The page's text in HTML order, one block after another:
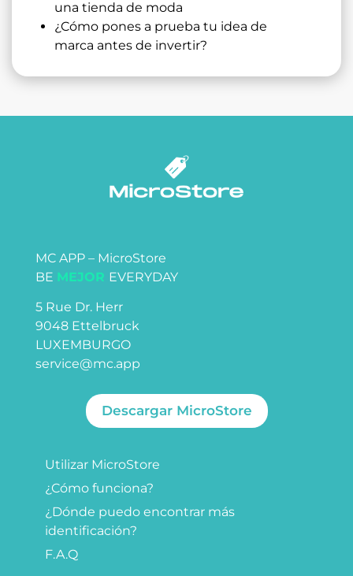
una tienda de moda
¿Cómo pones a prueba tu idea de
marca antes de invertir?
MC APP – MicroStore
BE MEJOR EVERYDAY
5 Rue Dr. Herr
9048 Ettelbruck
LUXEMBURGO
service@mc.app
Descargar MicroStore
Utilizar MicroStore
¿Cómo funciona?
¿Dónde puedo encontrar más
identificación?
F.A.Q